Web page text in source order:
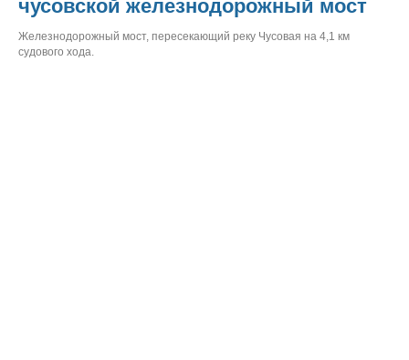
чусовской железнодорожный мост
Железнодорожный мост, пересекающий реку Чусовая на 4,1 км
судового хода.